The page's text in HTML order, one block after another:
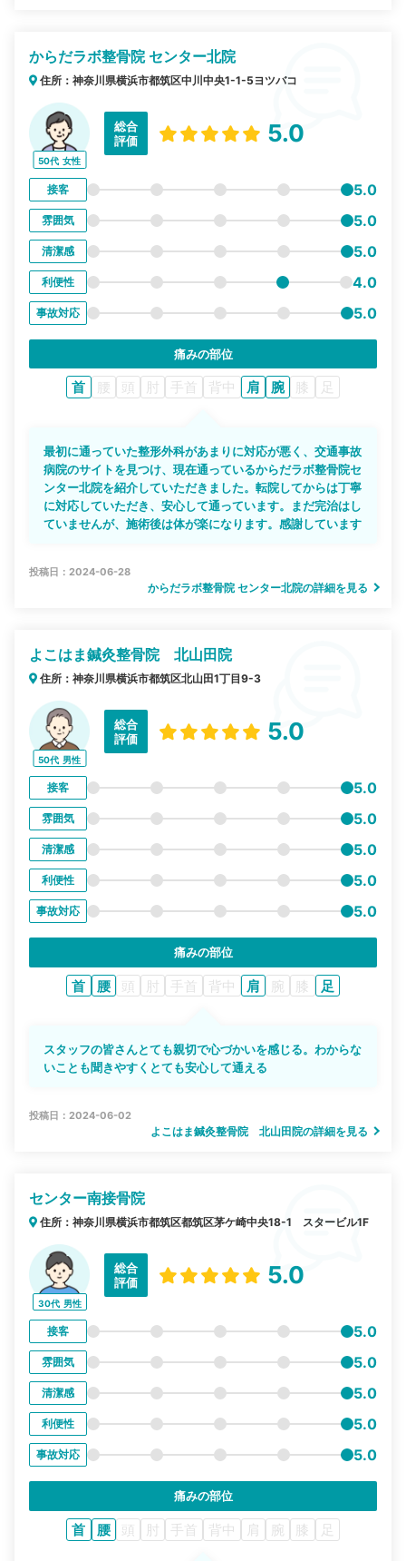
からだラボ整骨院 センター北院
住所：神奈川県横浜市都筑区中川中央1-1-5ヨツバコ
50代 女性
総合
評価
5.0
接客 5.0
雰囲気 5.0
清潔感 5.0
利便性 4.0
事故対応 5.0
痛みの部位
首 腰 頭 肘 手首 背中 肩 腕 膝 足
最初に通っていた整形外科があまりに対応が悪く、交通事故
病院のサイトを見つけ、現在通っているからだラボ整骨院セ
ンター北院を紹介していただきました。転院してからは丁寧
に対応していただき、安心して通っています。まだ完治はし
ていませんが、施術後は体が楽になります。感謝しています
投稿日：2024-06-28
からだラボ整骨院 センター北院の詳細を見る
よこはま鍼灸整骨院 北山田院
住所：神奈川県横浜市都筑区北山田1丁目9-3
50代 男性
総合
評価
5.0
接客 5.0
雰囲気 5.0
清潔感 5.0
利便性 5.0
事故対応 5.0
痛みの部位
首 腰 頭 肘 手首 背中 肩 腕 膝 足
スタッフの皆さんとても親切で心づかいを感じる。わからな
いことも聞きやすくとても安心して通える
投稿日：2024-06-02
よこはま鍼灸整骨院 北山田院の詳細を見る
センター南接骨院
住所：神奈川県横浜市都筑区都筑区茅ケ崎中央18-1 スタービル1F
30代 男性
総合
評価
5.0
接客 5.0
雰囲気 5.0
清潔感 5.0
利便性 5.0
事故対応 5.0
痛みの部位
首 腰 頭 肘 手首 背中 肩 腕 膝 足